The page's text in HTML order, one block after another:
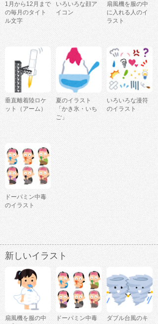
1月から12月まで
の毎月のタイト
ル文字
いろいろな顔ア
イコン
扇風機を服の中
に入れる人のイ
ラスト
垂直離着陸ロケ
ット（アーム）
夏のイラスト
「かき氷・いち
ご」
いろいろな漫符
のイラスト
ドーパミン中毒
のイラスト
新しいイラスト
扇風機を服の中
ドーパミン中毒
ダブル台風のキ